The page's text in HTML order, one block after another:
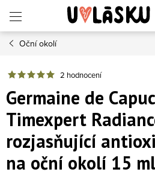
Oční okolí
2 hodnocení
Germaine de
Timexpert
rozjasňující
na oční okolí 15 ml